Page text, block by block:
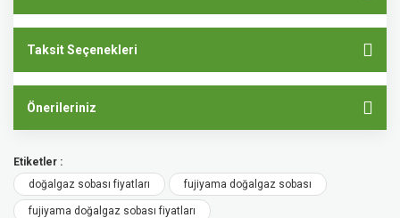
Taksit Seçenekleri
Önerileriniz
Etiketler :
doğalgaz sobası fiyatları
fujiyama doğalgaz sobası
fujiyama doğalgaz sobası fiyatları